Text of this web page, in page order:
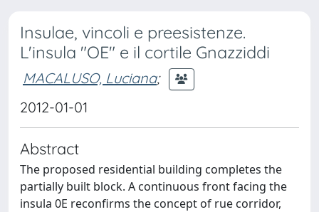
Insulae, vincoli e preesistenze.
L'insula "OE" e il cortile Gnazziddi
MACALUSO, Luciana;
2012-01-01
Abstract
The proposed residential building completes the
partially built block. A continuous front facing the
insula 0E reconfirms the concept of rue corridor,